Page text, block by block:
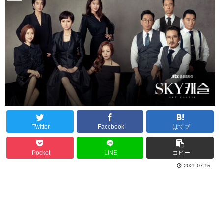
Twitter Facebook はてブ
Pocket LINE コピー
2021.07.15